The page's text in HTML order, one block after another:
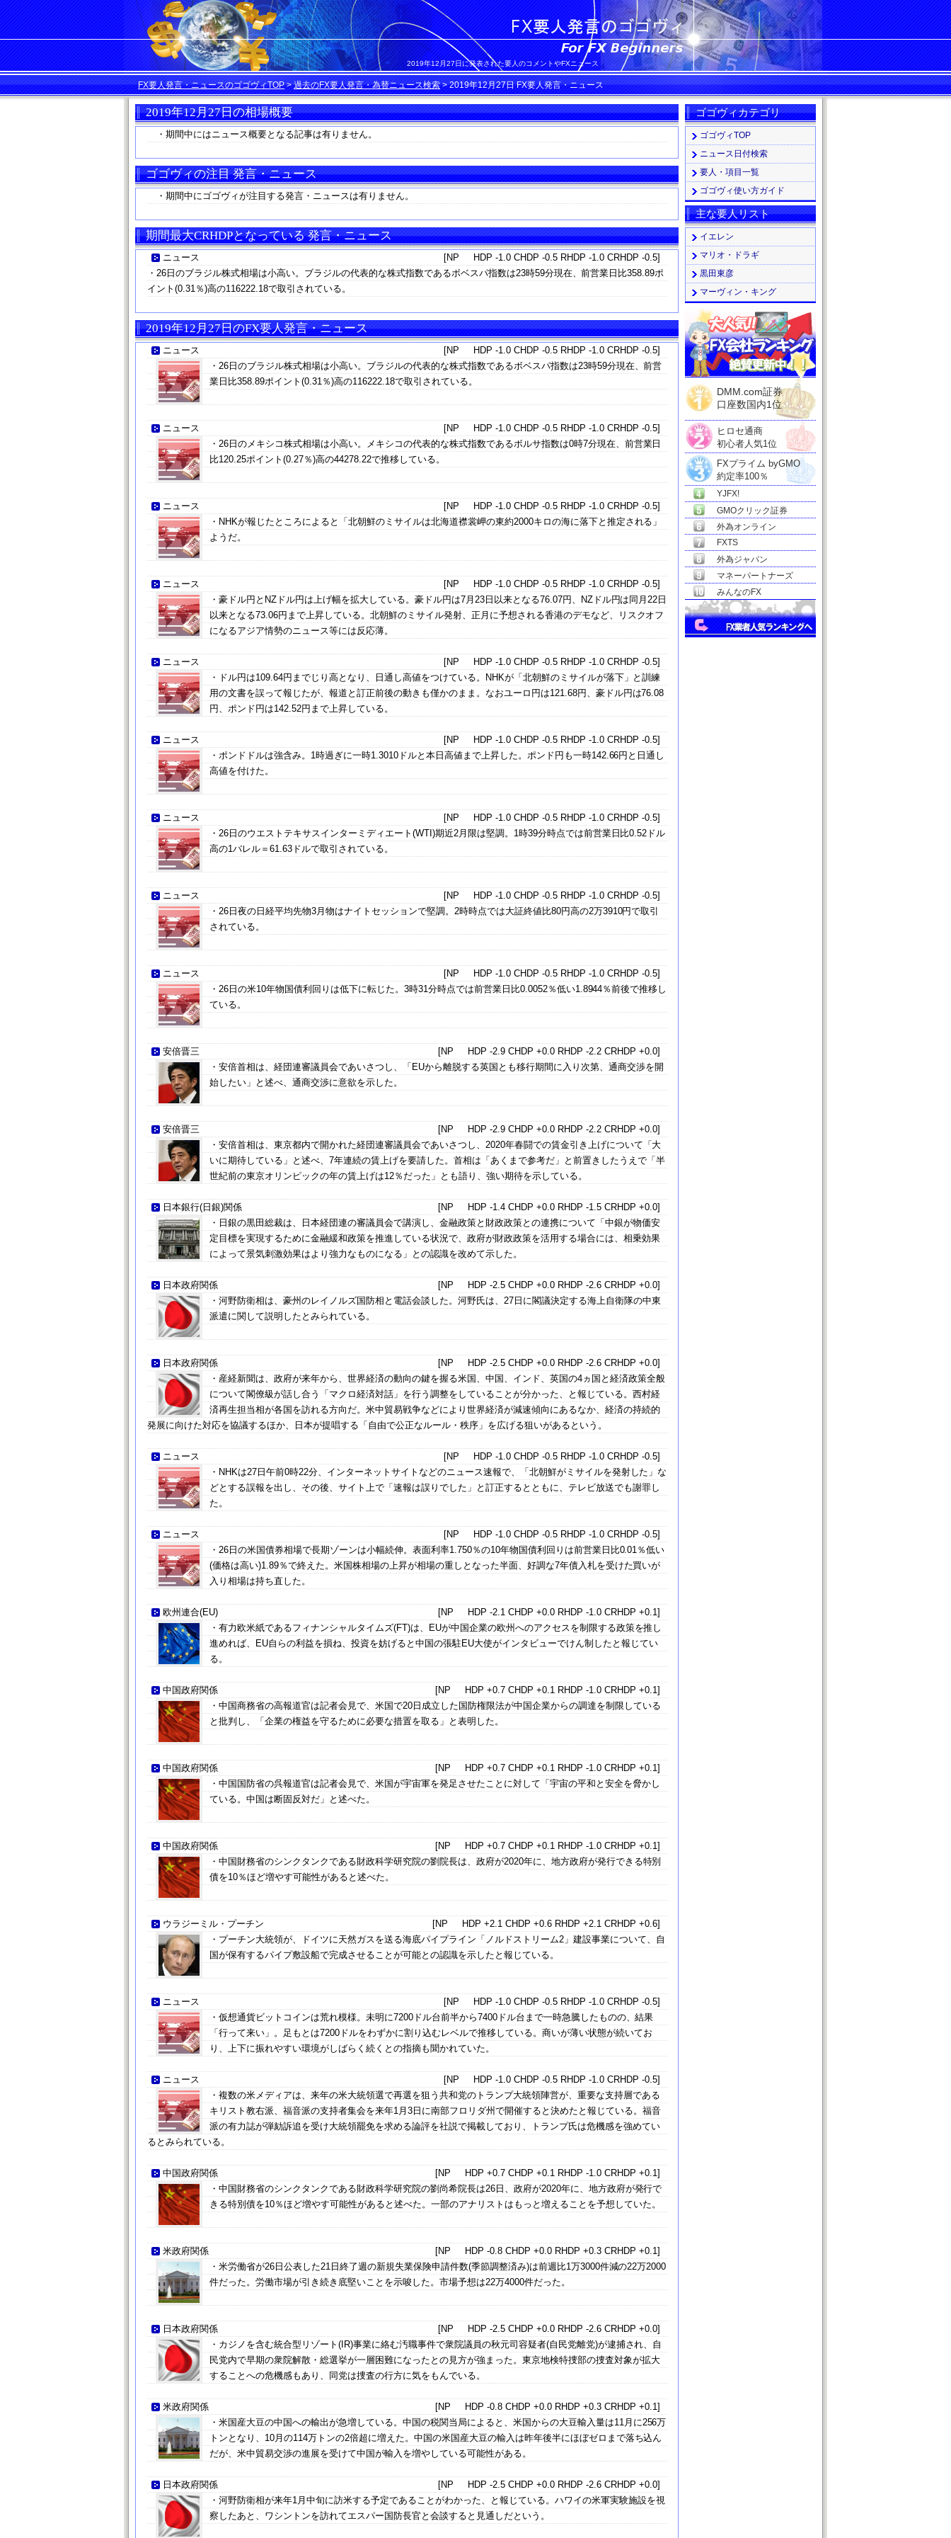
2019年12月27日に発表された要人のコメントやFXニュース
FX要人発言・ニュースのゴゴヴィTOP>過去のFX要人発言・為替ニュース検索>2019年12月27日 FX要人発言・ニュース
2019年12月27日の相場概要
・期間中にはニュース概要となる記事は有りません。
ゴゴヴィの注目 発言・ニュース
・期間中にゴゴヴィが注目する発言・ニュースは有りません。
期間最大CRHDPとなっている 発言・ニュース
ニュース
[NP HDP -1.0 CHDP -0.5 RHDP -1.0 CRHDP -0.5]
・26日のブラジル株式相場は小高い。ブラジルの代表的な株式指数であるボベスパ指数は23時59分現在、前営業日比358.89ポ
イント(0.31％)高の116222.18で取引されている。
2019年12月27日のFX要人発言・ニュース
ニュース
[NP HDP -1.0 CHDP -0.5 RHDP -1.0 CRHDP -0.5]
・26日のブラジル株式相場は小高い。ブラジルの代表的な株式指数であるボベスパ指数は23時59分現在、前営
業日比358.89ポイント(0.31％)高の116222.18で取引されている。
ニュース
[NP HDP -1.0 CHDP -0.5 RHDP -1.0 CRHDP -0.5]
・26日のメキシコ株式相場は小高い。メキシコの代表的な株式指数であるボルサ指数は0時7分現在、前営業日
比120.25ポイント(0.27％)高の44278.22で推移している。
ニュース
[NP HDP -1.0 CHDP -0.5 RHDP -1.0 CRHDP -0.5]
・NHKが報じたところによると「北朝鮮のミサイルは北海道襟裳岬の東約2000キロの海に落下と推定される」
ようだ。
ニュース
[NP HDP -1.0 CHDP -0.5 RHDP -1.0 CRHDP -0.5]
・豪ドル円とNZドル円は上げ幅を拡大している。豪ドル円は7月23日以来となる76.07円、NZドル円は同月22日
以来となる73.06円まで上昇している。北朝鮮のミサイル発射、正月に予想される香港のデモなど、リスクオフ
になるアジア情勢のニュース等には反応薄。
ニュース
[NP HDP -1.0 CHDP -0.5 RHDP -1.0 CRHDP -0.5]
・ドル円は109.64円までじり高となり、日通し高値をつけている。NHKが「北朝鮮のミサイルが落下」と訓練
用の文書を誤って報じたが、報道と訂正前後の動きも僅かのまま。なおユーロ円は121.68円、豪ドル円は76.08
円、ポンド円は142.52円まで上昇している。
ニュース
[NP HDP -1.0 CHDP -0.5 RHDP -1.0 CRHDP -0.5]
・ポンドドルは強含み。1時過ぎに一時1.3010ドルと本日高値まで上昇した。ポンド円も一時142.66円と日通し
高値を付けた。
ニュース
[NP HDP -1.0 CHDP -0.5 RHDP -1.0 CRHDP -0.5]
・26日のウエストテキサスインターミディエート(WTI)期近2月限は堅調。1時39分時点では前営業日比0.52ドル
高の1バレル＝61.63ドルで取引されている。
ニュース
[NP HDP -1.0 CHDP -0.5 RHDP -1.0 CRHDP -0.5]
・26日夜の日経平均先物3月物はナイトセッションで堅調。2時時点では大証終値比80円高の2万3910円で取引
されている。
ニュース
[NP HDP -1.0 CHDP -0.5 RHDP -1.0 CRHDP -0.5]
・26日の米10年物国債利回りは低下に転じた。3時31分時点では前営業日比0.0052％低い1.8944％前後で推移し
ている。
安倍晋三
[NP HDP -2.9 CHDP +0.0 RHDP -2.2 CRHDP +0.0]
・安倍首相は、経団連審議員会であいさつし、「EUから離脱する英国とも移行期間に入り次第、通商交渉を開
始したい」と述べ、通商交渉に意欲を示した。
安倍晋三
[NP HDP -2.9 CHDP +0.0 RHDP -2.2 CRHDP +0.0]
・安倍首相は、東京都内で開かれた経団連審議員会であいさつし、2020年春闘での賃金引き上げについて「大
いに期待している」と述べ、7年連続の賃上げを要請した。首相は「あくまで参考だ」と前置きしたうえで「半
世紀前の東京オリンピックの年の賃上げは12％だった」とも語り、強い期待を示している。
日本銀行(日銀)関係
[NP HDP -1.4 CHDP +0.0 RHDP -1.5 CRHDP +0.0]
・日銀の黒田総裁は、日本経団連の審議員会で講演し、金融政策と財政政策との連携について「中銀が物価安
定目標を実現するために金融緩和政策を推進している状況で、政府が財政政策を活用する場合には、相乗効果
によって景気刺激効果はより強力なものになる」との認識を改めて示した。
日本政府関係
[NP HDP -2.5 CHDP +0.0 RHDP -2.6 CRHDP +0.0]
・河野防衛相は、豪州のレイノルズ国防相と電話会談した。河野氏は、27日に閣議決定する海上自衛隊の中東
派遣に関して説明したとみられている。
日本政府関係
[NP HDP -2.5 CHDP +0.0 RHDP -2.6 CRHDP +0.0]
・産経新聞は、政府が来年から、世界経済の動向の鍵を握る米国、中国、インド、英国の4ヵ国と経済政策全般
について閣僚級が話し合う「マクロ経済対話」を行う調整をしていることが分かった、と報じている。西村経
済再生担当相が各国を訪れる方向だ。米中貿易戦争などにより世界経済が減速傾向にあるなか、経済の持続的
発展に向けた対応を協議するほか、日本が提唱する「自由で公正なルール・秩序」を広げる狙いがあるという。
ニュース
[NP HDP -1.0 CHDP -0.5 RHDP -1.0 CRHDP -0.5]
・NHKは27日午前0時22分、インターネットサイトなどのニュース速報で、「北朝鮮がミサイルを発射した」な
どとする誤報を出し、その後、サイト上で「速報は誤りでした」と訂正するとともに、テレビ放送でも謝罪し
た。
ニュース
[NP HDP -1.0 CHDP -0.5 RHDP -1.0 CRHDP -0.5]
・26日の米国債券相場で長期ゾーンは小幅続伸。表面利率1.750％の10年物国債利回りは前営業日比0.01％低い
(価格は高い)1.89％で終えた。米国株相場の上昇が相場の重しとなった半面、好調な7年債入札を受けた買いが
入り相場は持ち直した。
欧州連合(EU)
[NP HDP -2.1 CHDP +0.0 RHDP -1.0 CRHDP +0.1]
・有力欧米紙であるフィナンシャルタイムズ(FT)は、EUが中国企業の欧州へのアクセスを制限する政策を推し
進めれば、EU自らの利益を損ね、投資を妨げると中国の張駐EU大使がインタビューでけん制したと報じてい
る。
中国政府関係
[NP HDP +0.7 CHDP +0.1 RHDP -1.0 CRHDP +0.1]
・中国商務省の高報道官は記者会見で、米国で20日成立した国防権限法が中国企業からの調達を制限している
と批判し、「企業の権益を守るために必要な措置を取る」と表明した。
中国政府関係
[NP HDP +0.7 CHDP +0.1 RHDP -1.0 CRHDP +0.1]
・中国国防省の呉報道官は記者会見で、米国が宇宙軍を発足させたことに対して「宇宙の平和と安全を脅かし
ている。中国は断固反対だ」と述べた。
中国政府関係
[NP HDP +0.7 CHDP +0.1 RHDP -1.0 CRHDP +0.1]
・中国財務省のシンクタンクである財政科学研究院の劉院長は、政府が2020年に、地方政府が発行できる特別
債を10％ほど増やす可能性があると述べた。
ウラジーミル・プーチン
[NP HDP +2.1 CHDP +0.6 RHDP +2.1 CRHDP +0.6]
・プーチン大統領が、ドイツに天然ガスを送る海底パイプライン「ノルドストリーム2」建設事業について、自
国が保有するパイプ敷設船で完成させることが可能との認識を示したと報じている。
ニュース
[NP HDP -1.0 CHDP -0.5 RHDP -1.0 CRHDP -0.5]
・仮想通貨ビットコインは荒れ模様。未明に7200ドル台前半から7400ドル台まで一時急騰したものの、結果
「行って来い」。足もとは7200ドルをわずかに割り込むレベルで推移している。商いが薄い状態が続いてお
り、上下に振れやすい環境がしばらく続くとの指摘も聞かれていた。
ニュース
[NP HDP -1.0 CHDP -0.5 RHDP -1.0 CRHDP -0.5]
・複数の米メディアは、来年の米大統領選で再選を狙う共和党のトランプ大統領陣営が、重要な支持層である
キリスト教右派、福音派の支持者集会を来年1月3日に南部フロリダ州で開催すると決めたと報じている。福音
派の有力誌が弾劾訴追を受け大統領罷免を求める論評を社説で掲載しており、トランプ氏は危機感を強めてい
るとみられている。
中国政府関係
[NP HDP +0.7 CHDP +0.1 RHDP -1.0 CRHDP +0.1]
・中国財務省のシンクタンクである財政科学研究院の劉尚希院長は26日、政府が2020年に、地方政府が発行で
きる特別債を10％ほど増やす可能性があると述べた。一部のアナリストはもっと増えることを予想していた。
米政府関係
[NP HDP -0.8 CHDP +0.0 RHDP +0.3 CRHDP +0.1]
・米労働省が26日公表した21日終了週の新規失業保険申請件数(季節調整済み)は前週比1万3000件減の22万2000
件だった。労働市場が引き続き底堅いことを示唆した。市場予想は22万4000件だった。
日本政府関係
[NP HDP -2.5 CHDP +0.0 RHDP -2.6 CRHDP +0.0]
・カジノを含む統合型リゾート(IR)事業に絡む汚職事件で衆院議員の秋元司容疑者(自民党離党)が逮捕され、自
民党内で早期の衆院解散・総選挙が一層困難になったとの見方が強まった。東京地検特捜部の捜査対象が拡大
することへの危機感もあり、同党は捜査の行方に気をもんでいる。
米政府関係
[NP HDP -0.8 CHDP +0.0 RHDP +0.3 CRHDP +0.1]
・米国産大豆の中国への輸出が急増している。中国の税関当局によると、米国からの大豆輸入量は11月に256万
トンとなり、10月の114万トンの2倍超に増えた。中国の米国産大豆の輸入は昨年後半にほぼゼロまで落ち込ん
だが、米中貿易交渉の進展を受けて中国が輸入を増やしている可能性がある。
日本政府関係
[NP HDP -2.5 CHDP +0.0 RHDP -2.6 CRHDP +0.0]
・河野防衛相が来年1月中旬に訪米する予定であることがわかった、と報じている。ハワイの米軍実験施設を視
察したあと、ワシントンを訪れてエスパー国防長官と会談すると見通しだという。
ゴゴヴィカテゴリ
ゴゴヴィTOP
ニュース日付検索
要人・項目一覧
ゴゴヴィ使い方ガイド
主な要人リスト
イエレン
マリオ・ドラギ
黒田東彦
マーヴィン・キング
DMM.com証券
口座数国内1位
ヒロセ通商
初心者人気1位
FXプライム byGMO
約定率100％
YJFX!
GMOクリック証券
外為オンライン
FXTS
外為ジャパン
マネーパートナーズ
みんなのFX